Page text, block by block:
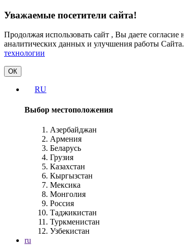
Уважаемые посетители сайта!
Продолжая использовать сайт , Вы даете
аналитических данных и улучшения работы
технологии
ОК
RU
Выбор местоположения
Азербайджан
Армения
Беларусь
Грузия
Казахстан
Кыргызстан
Мексика
Монголия
Россия
Таджикистан
Туркменистан
Узбекистан
ru